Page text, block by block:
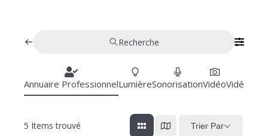
Recherche
Annuaire ProfessionnelLumièreSonorisationVidéo
5 Items trouvé Trier Par